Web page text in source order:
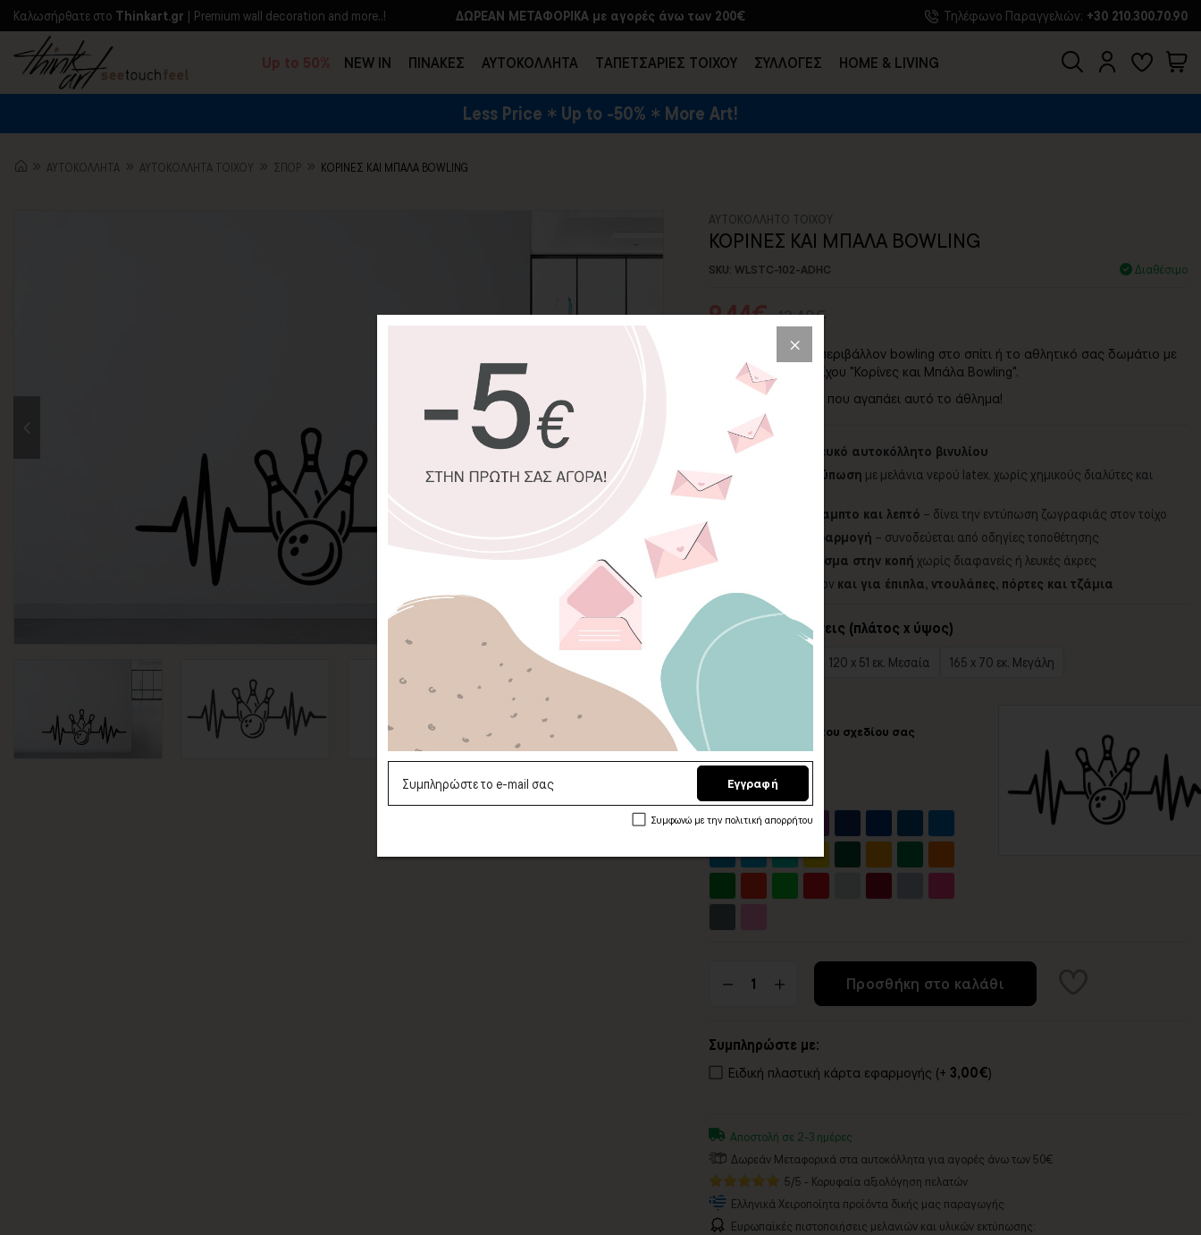
Kαλωσήρθατε στο Thinkart.gr | Premium wall decoration and more..! ΔΩΡΕΑΝ ΜΕΤΑΦΟΡΙΚΑ με αγορές άνω των 200€ Τηλέφωνο Παραγγελιών: +30 210.300.70.90
Up to 50% NEW IN ΠΙΝΑΚΕΣ ΑΥΤΟΚΟΛΛΗΤΑ TΑΠΕΤΣΑΡΙΕΣ ΤΟΙΧΟΥ ΣΥΛΛΟΓΕΣ HOME & LIVING
ΕΝΔΥΣΗ & ΑΞΕΣΟΥΑΡ
Less Price Up to -50% More Art!
ΑΥΤΟΚΟΛΛΗΤΑ ΑΥΤΟΚΟΛΛΗΤΑ ΤΟΙΧΟΥ ΣΠΟΡ ΚΟΡΙΝΕΣ ΚΑΙ ΜΠΑΛΑ BOWLING
ΑΥΤΟΚΟΛΛΗΤΟ ΤΟΙΧΟΥ
ΚΟΡΙΝΕΣ ΚΑΙ ΜΠΑΛΑ BOWLING
SKU: WLSTC-102-ADHC Διαθέσιμο
9,44€ 13,49€
Δημιουργήστε ένα περιβάλλον bowling στο σπίτι ή το αθλητικό σας δωμάτιο με
το αυτοκόλλητο τοίχου "Κορίνες και Μπάλα Bowling".
Ιδανικό για κάποιον που αγαπάει αυτό το άθλημα!
Premium
ματ λευκό αυτοκόλλητο βινυλίου
Οικολογική εκτύπωση με μελάνια νερού latex, χωρίς χημικούς διαλύτες και
οσμές
Αδιάβροχο, εύκαμπτο και λεπτό – δίνει την εντύπωση ζωγραφιάς στον τοίχο
Εύκολο στην εφαρμογή – συνοδεύεται από οδηγίες τοποθέτησης
Ποιοτικό φινίρισμα στην κοπή χωρίς διαφανείς ή λευκές άκρες
Κατάλληλο επιπλέον και για έπιπλα, ντουλάπες, πόρτες και τζάμια
Επιλέξτε διαστάσεις (πλάτος x ύψος)
120 x 51 εκ. Μεσαία 165 x 70 εκ. Μεγάλη
Επιλέξτε το χρώμα του σχεδίου σας
Χρώμα 1
Προσθήκη στο καλάθι
Συμπληρώστε με:
Ειδική πλαστική κάρτα εφαρμογής (+ 3,00€)
Αποστολή σε 2-3 ημέρες
Δωρεάν Μεταφορικά στα αυτοκόλλητα για αγορές άνω των 50€
5/5 - Κορυφαία αξιολόγηση πελατών
Ελληνικά Χειροποίητα προϊόντα δικής μας παραγωγής
Ευρωπαϊκές πιστοποιήσεις μελανιών και υλικών εκτύπωσης:
Εγγραφή
Συμφωνώ με την πολιτική απορρήτου